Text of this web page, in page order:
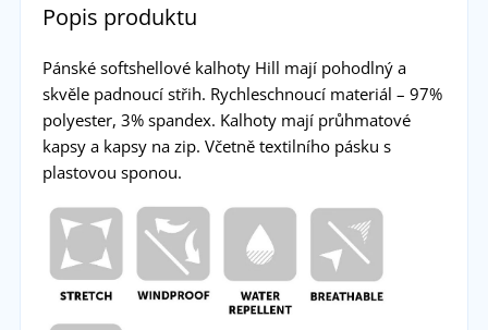
Popis produktu
Pánské softshellové kalhoty Hill mají pohodlný a
skvěle padnoucí střih. Rychleschnoucí materiál – 97%
polyester, 3% spandex. Kalhoty mají průhmatové
kapsy a kapsy na zip. Včetně textilního pásku s
plastovou sponou.